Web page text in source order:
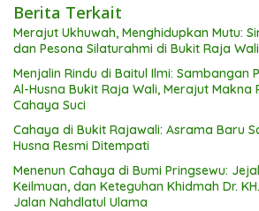
Berita Terkait
Merajut Ukhuwah, Menghidupkan Mutu:
dan Pesona Silaturahmi di Bukit Raja Wali
Menjalin Rindu di Baitul Ilmi: Sambangan
Al-Husna Bukit Raja Wali, Merajut Makna
Cahaya Suci
Cahaya di Bukit Rajawali: Asrama Baru
Husna Resmi Ditempati
Menenun Cahaya di Bumi Pringsewu:
Keilmuan, dan Keteguhan Khidmah Dr.
Jalan Nahdlatul Ulama